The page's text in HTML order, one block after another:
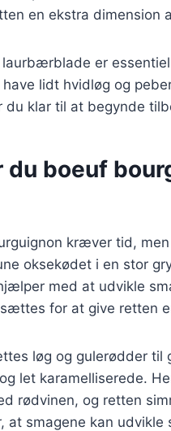
en ekstra dimension
er
lidt hvidløg og
du klar til at begynde
du boeuf
kræver tid,
oksekødet i en stor
med at udvikle
for at give retten
løg og gulerødder til
let karamelliserede.
rødvinen, og retten
at smagene kan